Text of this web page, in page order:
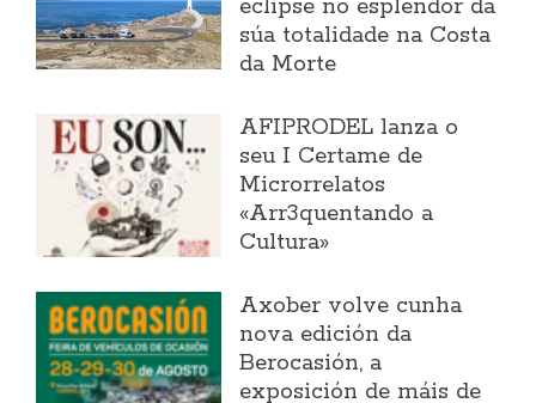
eclipse no esplendor da
súa totalidade na Costa
da Morte
AFIPRODEL lanza o
seu I Certame de
Microrrelatos
«Arr3quentando a
Cultura»
Axober volve cunha
nova edición da
Berocasión, a
exposición de máis de